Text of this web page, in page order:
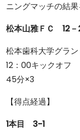
ニングマッチの結果
松本山雅ＦＣ 12
松本歯科大学グラン
12：00キックオフ
45分×3
【得点経過】
1本目 3-1